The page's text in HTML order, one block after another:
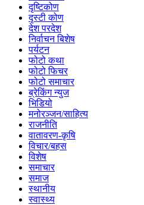
दृष्टिकोण
दृस्टी कोण
देश परदेश
निर्वाचन बिशेष
पर्यटन
फोटो कथा
फोटो फिचर
फोटो समाचार
ब्रेकिंग न्युज
भिडियो
मनोरञ्जन/साहित्य
राजनीति
वातावरण-कृषि
विचार/बहस
विशेष
समाचार
समाज
स्थानीय
स्वास्थ्य